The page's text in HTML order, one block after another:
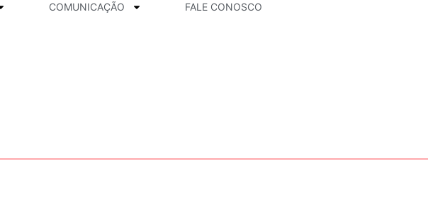
COMUNICAÇÃO FALE CONOSCO